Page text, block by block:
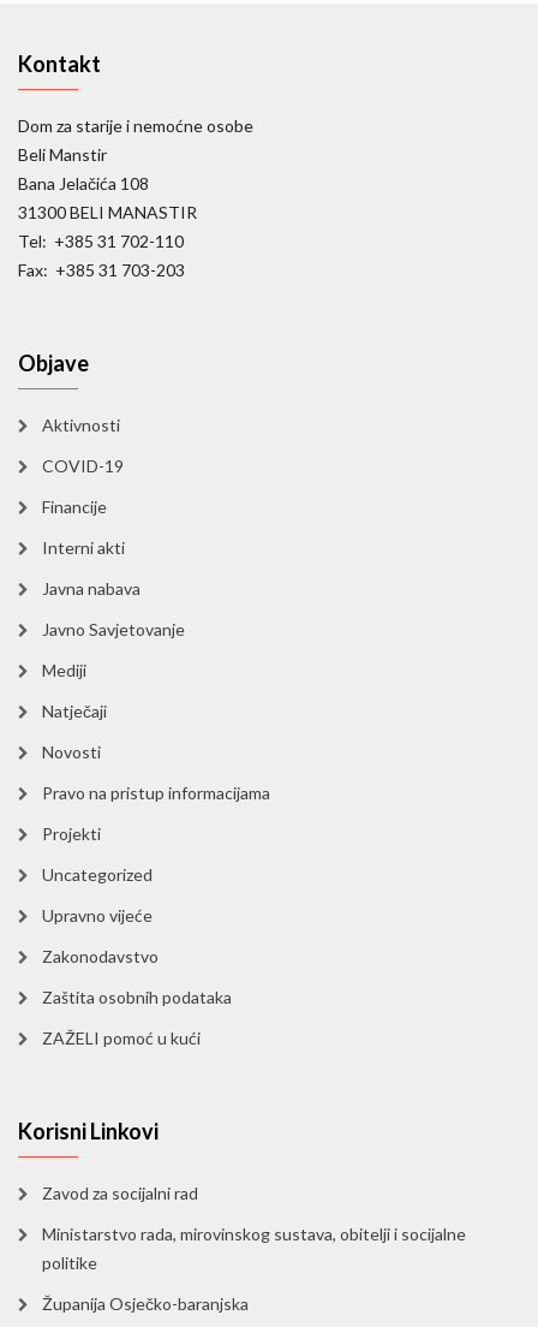
Kontakt
Dom za starije i nemoćne osobe
Beli Manstir
Bana Jelačića 108
31300 BELI MANASTIR
Tel: +385 31 702-110
Fax: +385 31 703-203
Objave
Aktivnosti
COVID-19
Financije
Interni akti
Javna nabava
Javno Savjetovanje
Mediji
Natječaji
Novosti
Pravo na pristup informacijama
Projekti
Uncategorized
Upravno vijeće
Zakonodavstvo
Zaštita osobnih podataka
ZAŽELI pomoć u kući
Korisni Linkovi
Zavod za socijalni rad
Ministarstvo rada, mirovinskog sustava, obitelji i socijalne
politike
Županija Osječko-baranjska